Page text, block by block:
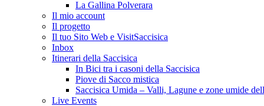
La Gallina Polverara
Il mio account
Il progetto
Il tuo Sito Web e VisitSaccisica
Inbox
Itinerari della Saccisica
In Bici tra i casoni della Saccisica
Piove di Sacco mistica
Saccisica Umida – Valli, Lagune e zone umide
Live Events